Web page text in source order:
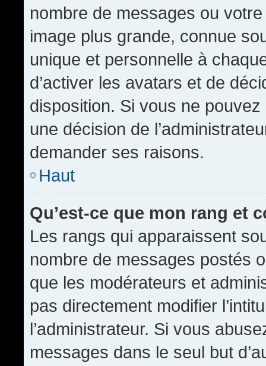
nombre de messages ou
image plus grande, connue
unique et personnelle à
d’activer les avatars et de
disposition. Si vous ne pouvez
une décision de
demander ses raisons.
Haut
Qu’est-ce que mon rang et
Les rangs qui apparaissent
nombre de messages postés
que les modérateurs et
pas directement modifier
l’administrateur. Si vous
messages dans le seul but